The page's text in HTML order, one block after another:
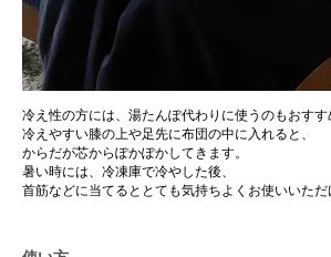
冷え性の方には、湯たんぽ代わりに使うのもおすす
冷えやすい膝の上や足先に布団の中に入れると、
からだが芯からぽかぽかしてきます。
暑い時には、冷凍庫で冷やした後、
首筋などに当てるととても気持ちよくお使いいただ